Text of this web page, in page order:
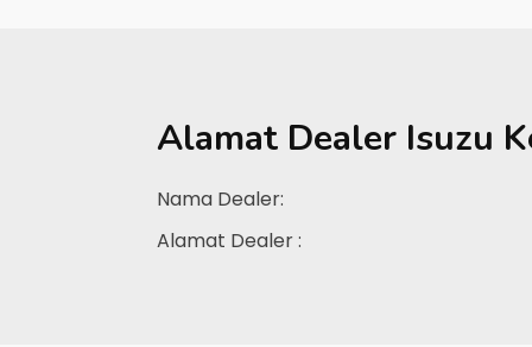
Alamat Dealer Isuzu
Nama Dealer:
Alamat Dealer :